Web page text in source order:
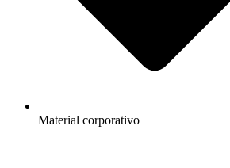
Material corporativo